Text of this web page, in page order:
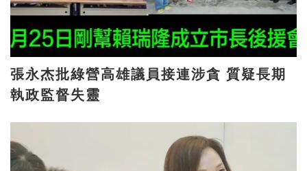
張永杰批綠營高雄議員接連涉貪 質疑長期
執政監督失靈